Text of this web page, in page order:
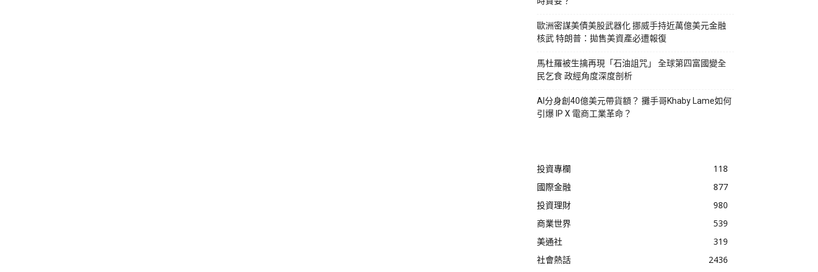
歐洲密謀美債美股武器化 挪威手持近萬億美元金融
核武 特朗普：拋售美資產必遭報復
馬杜羅被生擒再現「石油詛咒」 全球第四富國變全
民乞食 政經角度深度剖析
AI分身創40億美元帶貨額？ 攤手哥Khaby Lame如何
引爆 IP X 電商工業革命？
投資專欄
118
國際金融
877
投資理財
980
商業世界
539
美通社
319
社會熱話
2436